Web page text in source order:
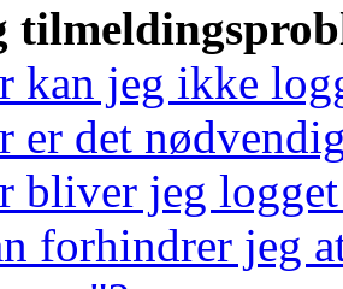
kan jeg ikke
er det
bliver jeg
forhindrer jeg